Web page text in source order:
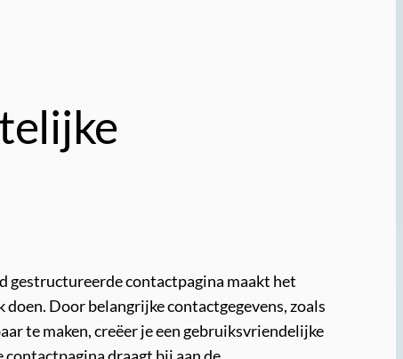
gestructureerde contactpagina maakt het
Door belangrijke contactgegevens, zoals
te maken, creëer je een gebruiksvriendelijke